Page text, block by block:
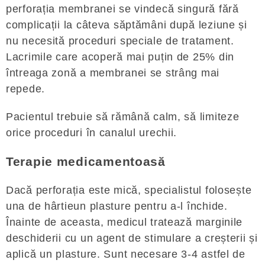
perforația membranei se vindecă singură fără
complicații la câteva săptămâni după leziune și
nu necesită proceduri speciale de tratament.
Lacrimile care acoperă mai puțin de 25% din
întreaga zonă a membranei se strâng mai
repede.
Pacientul trebuie să rămână calm, să limiteze
orice proceduri în canalul urechii.
Terapie medicamentoasă
Dacă perforația este mică, specialistul folosește
una de hârtieun plasture pentru a-l închide.
Înainte de aceasta, medicul tratează marginile
deschiderii cu un agent de stimulare a creșterii și
aplică un plasture. Sunt necesare 3-4 astfel de